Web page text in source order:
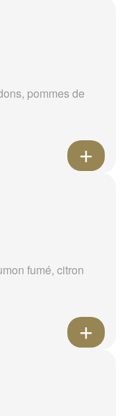
pommes de
fumé, citron